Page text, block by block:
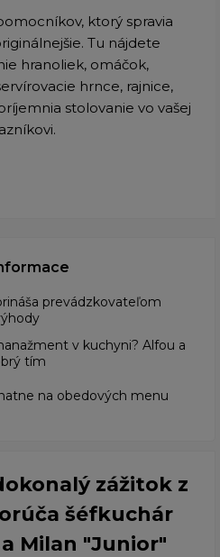
ktorý spravia
Tu nájdete
hranoliek, omáčok,
hrnce, rajnice,
stolovanie vo vašej
prevádzkovateľom
v kuchyni? Alfou a
tím
na obedových menu
zážitok z
šéfkuchár
Milan "Junior"